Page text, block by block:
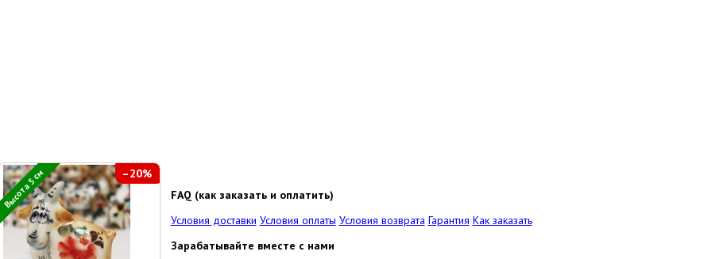
–20%
Высота 5 см
FAQ (как заказать и оплатить)
Условия доставки Условия оплаты Условия возврата Гарантия Как заказать
Зарабатывайте вместе с нами